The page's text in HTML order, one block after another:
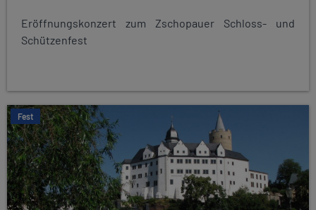
Eröffnungskonzert zum Zschopauer Schloss- und
Schützenfest
Fest